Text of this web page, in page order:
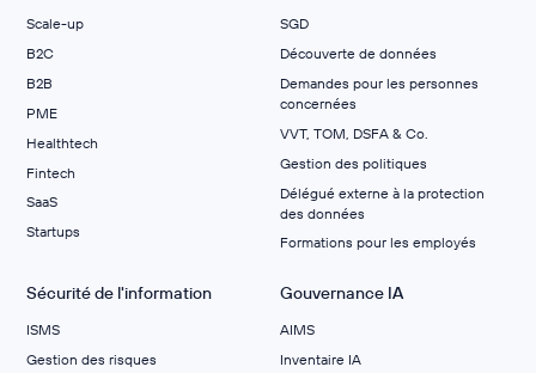
Scale-up
B2C
B2B
PME
Healthtech
Fintech
SaaS
Startups
SGD
Découverte de données
Demandes pour les personnes
concernées
VVT, TOM, DSFA & Co.
Gestion des politiques
Délégué externe à la protection
des données
Formations pour les employés
Sécurité de l'information
ISMS
Gestion des risques
Gouvernance IA
AIMS
Inventaire IA